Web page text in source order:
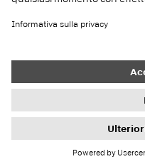
Contatto Acquisti
Impostazioni di protezione
Doveri di informazione
© 2026